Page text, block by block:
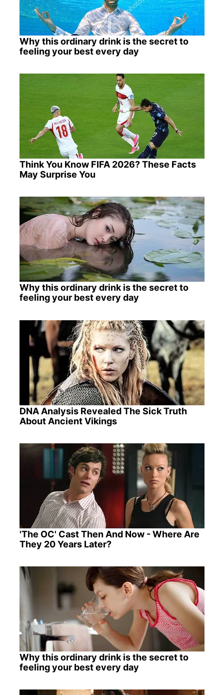
Why this ordinary drink is the secret to
feeling your best every day
Think You Know FIFA 2026? These Facts
May Surprise You
Why this ordinary drink is the secret to
feeling your best every day
DNA Analysis Revealed The Sick Truth
About Ancient Vikings
'The OC' Cast Then And Now - Where Are
They 20 Years Later?
Why this ordinary drink is the secret to
feeling your best every day